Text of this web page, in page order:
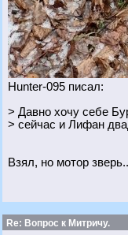
Hunter-095 писал:
> Давно хочу себе
> сейчас и Лифан
Взял, но мотор
Re: Вопрос к Митричу.